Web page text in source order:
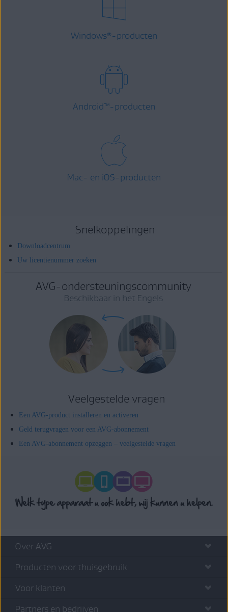
Windows® -producten
Android™-producten
Mac- en iOS-producten
Snelkoppelingen
Downloadcentrum
Uw licentienummer zoeken
AVG-ondersteuningscommunity
Beschikbaar in het Engels
Veelgestelde vragen
Een AVG-product installeren en activeren
Geld terugvragen voor een AVG-abonnement
Een AVG-abonnement opzeggen – veelgestelde vragen
Over AVG
Producten voor thuisgebruik
Voor klanten
Partners en bedrijven